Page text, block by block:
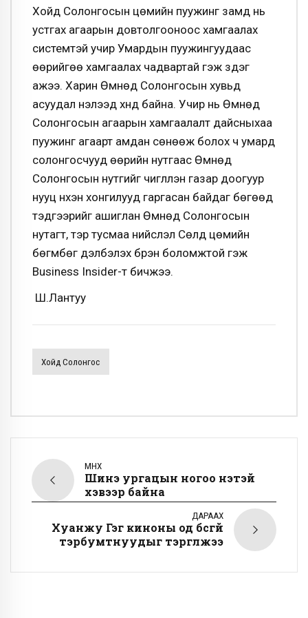
Хойд Солонгосын цөмийн пуужинг замд нь
устгах агаарын довтолгооноос хамгаалах
системтэй учир Умардын пуужингуудаас
өөрийгөө хамгаалах чадвартай гэж үздэг
ажээ. Харин Өмнөд Солонгосын хувьд
асуудал нэлээд хүнд байна. Учир нь Өмнөд
Солонгосын агаарын хамгаалалт дайсныхаа
пуужинг агаарт амдан сөнөөж болох ч умард
солонгосчууд өөрийн нутгаас Өмнөд
Солонгосын нутгийг чиглүүлэн газар доогуур
нууц нүхэн хонгилууд гаргасан байдаг бөгөөд
тэдгээрийг ашиглан Өмнөд Солонгосын
нутагт, тэр тусмаа нийслэл Сөүлд цөмийн
бөгмбөг дэлбэлэх бүрэн боломжтой гэж
Business Insider-т бичжээ.
Ш.Лантуу
Хойд Солонгос
ӨМНӨХ
Шинэ ургацын ногоо үнэтэй
хэвээр байна
ДАРААХ
Хуанжу Гэг киноны од бүсгүй
тэрбумтнуудыг тэргүүлжээ